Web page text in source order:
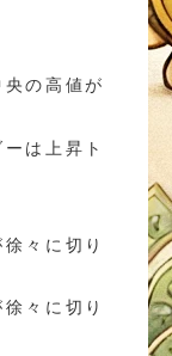
央の高値が
は上昇ト
々に切り
々に切り